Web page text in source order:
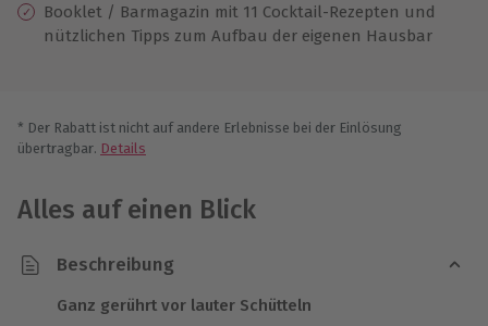
Booklet / Barmagazin mit 11 Cocktail-Rezepten und
nützlichen Tipps zum Aufbau der eigenen Hausbar
* Der Rabatt ist nicht auf andere Erlebnisse bei der Einlösung
übertragbar. Details
Alles auf einen Blick
Beschreibung
Ganz gerührt vor lauter Schütteln